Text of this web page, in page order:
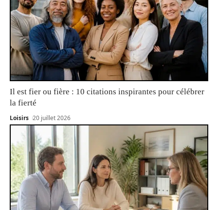
Il est fier ou fière : 10 citations inspirantes pour célébrer
la fierté
Loisirs 20 juillet 2026